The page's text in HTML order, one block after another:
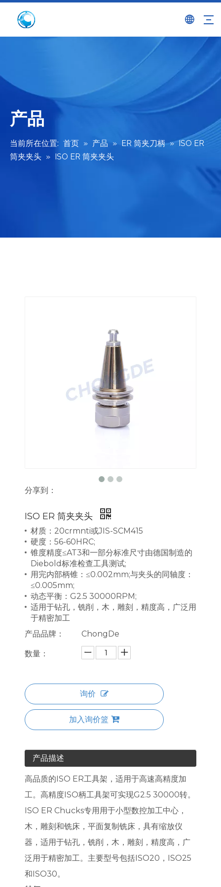
产品
当前所在位置: 首页 » 产品 » ER 筒夹刀柄 » ISO ER
筒夹夹头 » ISO ER 筒夹夹头
分享到：
ISO ER 筒夹夹头
材质：20crmnti或JIS-SCM415
硬度：56-60HRC;
锥度精度≤AT3和一部分标准尺寸由德国制造的
Diebold标准检查工具测试;
用完内部柄锥：≤0.002mm;与夹头的同轴度：
≤0.005mm;
动态平衡：G2.5 30000RPM;
适用于钻孔，铣削，木，雕刻，精度高，广泛用
于精密加工
产品品牌：
ChongDe
数量：
询价
加入询价篮
产品描述
高品质的ISO ER工具架，适用于高速高精度加
工。高精度ISO柄工具架可实现G2.5 30000转。
ISO ER Chucks专用用于小型数控加工中心，
木，雕刻和铣床，平面复制铣床，具有缩放仪
器，适用于钻孔，铣削，木，雕刻，精度高，广
泛用于精密加工。主要型号包括ISO20，ISO25
和ISO30。